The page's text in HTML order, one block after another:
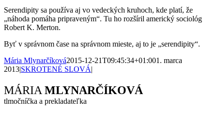
Serendipity sa používa aj vo vedeckých kruhoch, kde platí, že
„náhoda pomáha pripraveným“. Tu ho rozšíril americký sociológ
Robert K. Merton.
Byť v správnom čase na správnom mieste, aj to je „serendipity“.
Mária Mlynarčíková2015-12-21T09:45:34+01:001. marca
2013|SKROTENÉ SLOVÁ|
Facebook
X
Reddit
LinkedIn
WhatsApp
Tumblr
Pinterest
Vk
Xing
Email
MÁRIA MLYNARČÍKOVÁ
tlmočníčka a prekladateľka